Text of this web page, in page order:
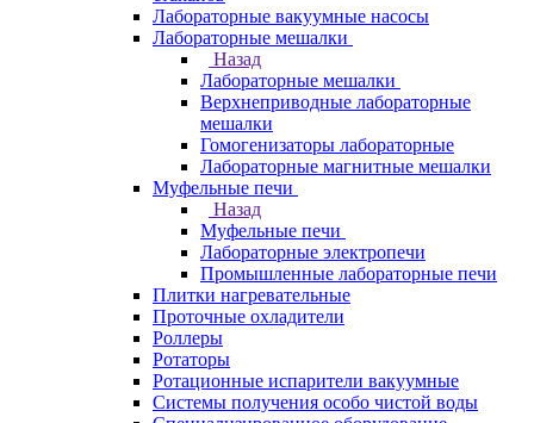
Лабораторные вакуумные насосы
Лабораторные мешалки
Назад
Лабораторные мешалки
Верхнеприводные лабораторные
мешалки
Гомогенизаторы лабораторные
Лабораторные магнитные мешалки
Муфельные печи
Назад
Муфельные печи
Лабораторные электропечи
Промышленные лабораторные печи
Плитки нагревательные
Проточные охладители
Роллеры
Ротаторы
Ротационные испарители вакуумные
Системы получения особо чистой воды